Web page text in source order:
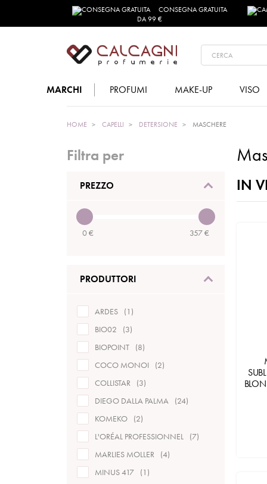
CONSEGNA GRATUITA
DA 99 €
MARCHI PROFUMI MAKE-UP VISO
HOME CAPELLI DETERSIONE MASCHERE
Filtra per
PREZZO
0€ 357€
PRODUTTORI
ARDES
1
BIO02
3
BIOPOINT
8
COCO MONOI
2
COLLISTAR
3
DIEGO DALLA PALMA
24
KOMEKO
2
L'ORÉAL PROFESSIONNEL
7
MARLIES MOLLER
4
MINUS 417
1
IN